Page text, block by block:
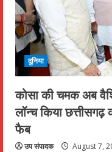
दुनिया
कोसा की चमक अब
लॉन्च किया
फैब
उप संपादक August 7,